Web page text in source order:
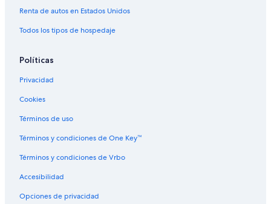
Renta de autos en Estados Unidos
Todos los tipos de hospedaje
Políticas
Privacidad
Cookies
Términos de uso
Términos y condiciones de One Key™
Términos y condiciones de Vrbo
Accesibilidad
Opciones de privacidad